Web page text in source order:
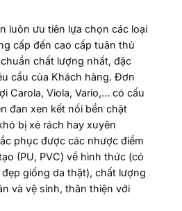
luôn ưu tiên lựa chọn các loại
cấp đến cao cấp tuân thủ
chất lượng nhất, đặc
cầu của Khách hàng. Đơn
Carola, Viola, Vario,… có cấu
đan xen kết nối bền chặt
bị xé rách hay xuyên
phục được các nhược điểm
(PU, PVC) về hình thức (có
giống da thật), chất lượng
và vệ sinh, thân thiện với